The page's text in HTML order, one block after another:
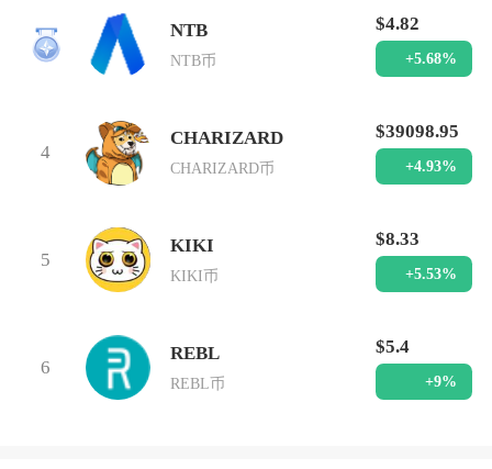
3
NTB
NTB币
$4.82
+5.68%
4
CHARIZARD
CHARIZARD币
$39098.95
+4.93%
5
KIKI
KIKI币
$8.33
+5.53%
6
REBL
REBL币
$5.4
+9%